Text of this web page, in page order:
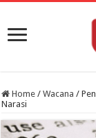
Home / Wacana /
Narasi